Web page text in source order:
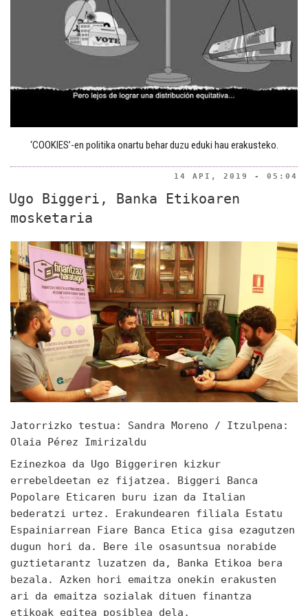
‘COOKIES’-en politika onartu behar duzu eduki hau erakusteko.
14 API, 2019 - 05:04
Ugo Biggeri, Banka Etikoaren
mosketaria
Jatorrizko testua: Sandra Moreno / Itzulpena:
Olaia Pérez Imirizaldu
Ezinezkoa da Ugo Biggeriren kizkur
errebeldeetan ez fijatzea. Biggeri Banca
Popolare Eticaren buru izan da Italian
bederatzi urtez. Erakundearen filiala Estatu
Espainiarrean Fiare Banca Etica gisa ezagutzen
dugun hori da. Bere ile osasuntsua norabide
guztietarantz luzatzen da, Banka Etikoa bera
bezala. Azken hori emaitza onekin erakusten
ari da emaitza sozialak dituen finantza
etikoak egitea posiblea dela.